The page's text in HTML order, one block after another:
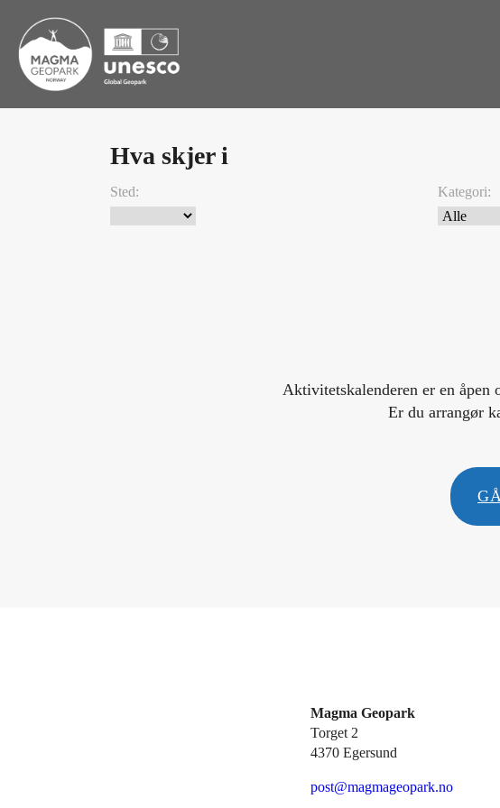
Hva skjer i
Sted: Kategori:
Aktivitetskalenderen er en åpen
Er du arrangør
Magma Geopark
Torget 2
4370 Egersund
post@magmageopark.no